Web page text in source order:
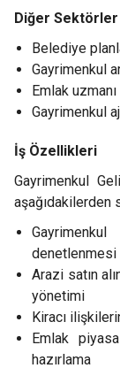
Diğer Sektörler
Belediye
Gayrimenkul
Emlak uzmanı
Gayrimenkul
İş Özellikleri
Gayrimenkul
aşağıdakilerden
denetlenmesi
Arazi satın
yönetimi
Kiracı
Emlak
hazırlama